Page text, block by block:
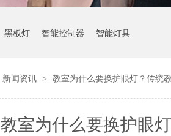
黑板灯 智能控制器 智能灯具
新闻资讯 > 教室为什么要换护眼灯？传统
教室为什么要换护眼